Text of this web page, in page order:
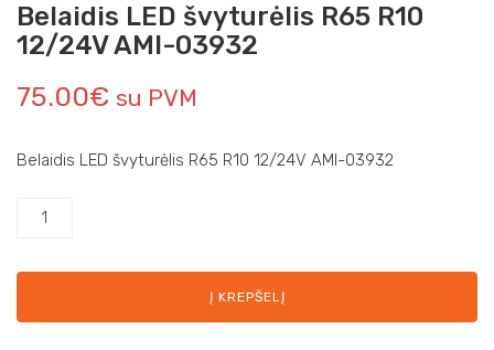
Belaidis LED švyturėlis R65 R10
12/24V AMI-03932
75.00€ su PVM
Belaidis LED švyturėlis R65 R10 12/24V AMI-03932
Į KREPŠELĮ